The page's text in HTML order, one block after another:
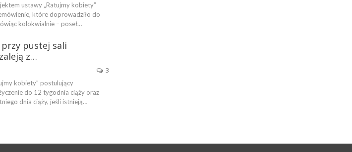
ustawy „Ratujmy kobiety”
które doprowadziło do
kolokwialnie – poseł…
pustej sali
z…
3
kobiety” postulujący
do 12 tygodnia ciąży oraz
dnia ciąży, jeśli istnieją…